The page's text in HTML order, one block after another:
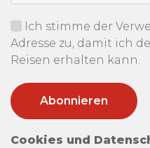
Ich stimme der
Adresse zu, damit ich
Reisen erhalten kann.
Cookies und